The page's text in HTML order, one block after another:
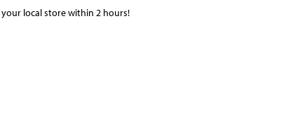
your local store within 2 hours!